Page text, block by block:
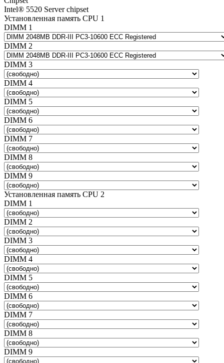
Intel® 5520 Server chipset
Установленная память CPU 1
DIMM 1
DIMM 2
DIMM 3
DIMM 4
DIMM 5
DIMM 6
DIMM 7
DIMM 8
DIMM 9
Установленная память CPU 2
DIMM 1
DIMM 2
DIMM 3
DIMM 4
DIMM 5
DIMM 6
DIMM 7
DIMM 8
DIMM 9